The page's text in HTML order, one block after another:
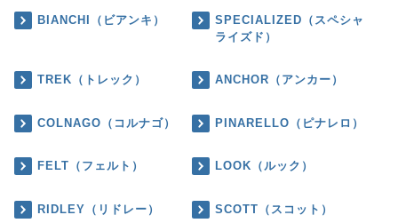
BIANCHI（ビアンキ）
SPECIALIZED（スペシャ
ライズド）
TREK（トレック） ANCHOR（アンカー）
COLNAGO（コルナゴ） PINARELLO（ピナレロ）
FELT（フェルト） LOOK（ルック）
RIDLEY（リドレー） SCOTT（スコット）